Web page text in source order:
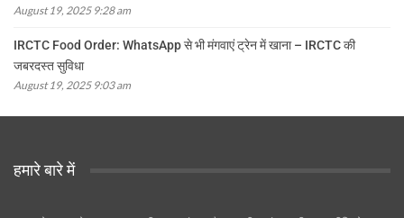
August 19, 2025 9:28 am
IRCTC Food Order: WhatsApp से भी मंगवाएं ट्रेन में खाना – IRCTC की
जबरदस्त सुविधा
August 19, 2025 9:03 am
हमारे बारे में